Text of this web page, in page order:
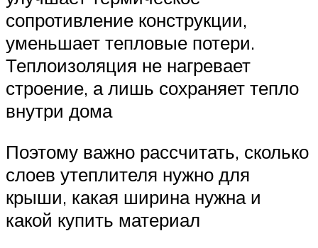
сопротивление конструкции,
уменьшает тепловые потери.
Теплоизоляция не нагревает
строение, а лишь сохраняет тепло
внутри дома
Поэтому важно рассчитать, сколько
слоев утеплителя нужно для
крыши, какая ширина нужна и
какой купить материал